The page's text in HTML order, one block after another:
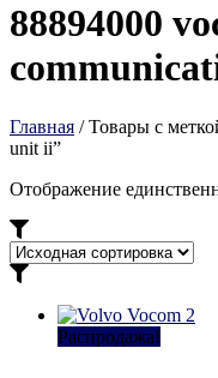
88894000
Главная / Товары с
unit ii”
Отображение
Распродажа!